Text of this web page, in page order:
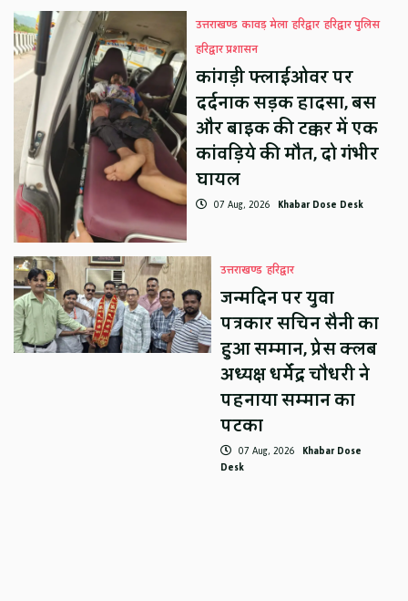
उत्तराखण्ड कावड़ मेला हरिद्वार हरिद्वार पुलिस
हरिद्वार प्रशासन
कांगड़ी फ्लाईओवर पर
दर्दनाक सड़क हादसा, बस
और बाइक की टक्कर में एक
कांवड़िये की मौत, दो गंभीर
घायल
07 Aug, 2026 Khabar Dose Desk
उत्तराखण्ड हरिद्वार
जन्मदिन पर युवा
पत्रकार सचिन सैनी का
हुआ सम्मान, प्रेस क्लब
अध्यक्ष धर्मेंद्र चौधरी ने
पहनाया सम्मान का
पटका
07 Aug, 2026 Khabar Dose
Desk